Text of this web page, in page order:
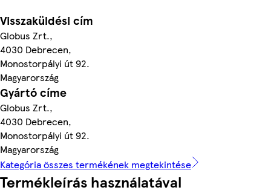
Visszaküldési cím
Globus Zrt.,
4030 Debrecen,
Monostorpályi út 92.
Magyarország
Gyártó címe
Globus Zrt.,
4030 Debrecen,
Monostorpályi út 92.
Magyarország
Kategória összes termékének megtekintése
Termékleírás használatával